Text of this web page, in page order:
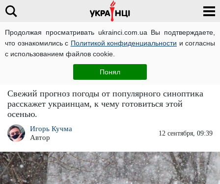
Продолжая просматривать ukrainci.com.ua Вы подтверждаете,
что ознакомились с Политикой конфиденциальности и согласны
с использованием файлов cookie.
Понял
Большие новости
Мокрый снег, ливни и холод или аномальная
жара: какой будет погода осенью в Украине
Свежий прогноз погоды от популярного синоптика
расскажет украинцам, к чему готовиться этой
осенью.
Игорь Кучма
Автор
12 сентября, 09:39